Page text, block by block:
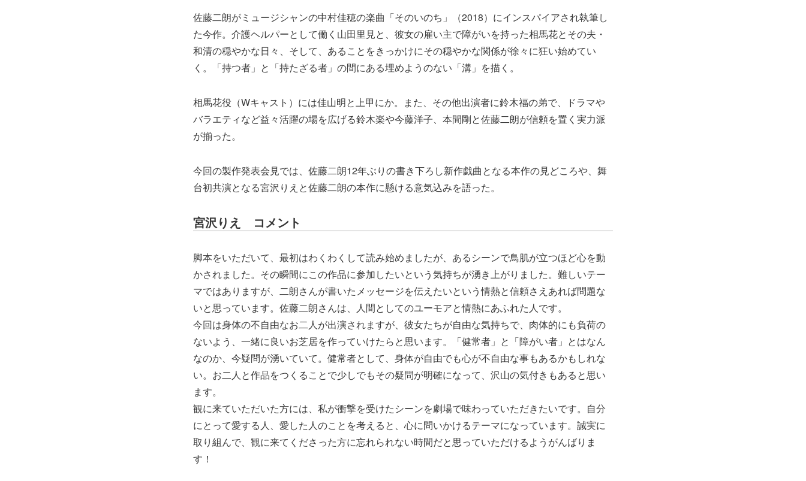
佐藤二朗がミュージシャンの中村佳穂の楽曲「そのいのち」（2018）にインスパイアされ執筆し
た今作。介護ヘルパーとして働く山田里見と、彼女の雇い主で障がいを持った相馬花とその夫・
和清の穏やかな日々、そして、あることをきっかけにその穏やかな関係が徐々に狂い始めてい
く。「持つ者」と「持たざる者」の間にある埋めようのない「溝」を描く。
相馬花役（Wキャスト）には佳山明と上甲にか。また、その他出演者に鈴木福の弟で、ドラマや
バラエティなど益々活躍の場を広げる鈴木楽や今藤洋子、本間剛と佐藤二朗が信頼を置く実力派
が揃った。
今回の製作発表会見では、佐藤二朗12年ぶりの書き下ろし新作戯曲となる本作の見どころや、舞
台初共演となる宮沢りえと佐藤二朗の本作に懸ける意気込みを語った。
宮沢りえ コメント
脚本をいただいて、最初はわくわくして読み始めましたが、あるシーンで鳥肌が立つほど心を動
かされました。その瞬間にこの作品に参加したいという気持ちが湧き上がりました。難しいテー
マではありますが、二朗さんが書いたメッセージを伝えたいという情熱と信頼さえあれば問題な
いと思っています。佐藤二朗さんは、人間としてのユーモアと情熱にあふれた人です。
今回は身体の不自由なお二人が出演されますが、彼女たちが自由な気持ちで、肉体的にも負荷の
ないよう、一緒に良いお芝居を作っていけたらと思います。「健常者」と「障がい者」とはなん
なのか、今疑問が湧いていて。健常者として、身体が自由でも心が不自由な事もあるかもしれな
い。お二人と作品をつくることで少しでもその疑問が明確になって、沢山の気付きもあると思い
ます。
観に来ていただいた方には、私が衝撃を受けたシーンを劇場で味わっていただきたいです。自分
にとって愛する人、愛した人のことを考えると、心に問いかけるテーマになっています。誠実に
取り組んで、観に来てくださった方に忘れられない時間だと思っていただけるようがんばりま
す！